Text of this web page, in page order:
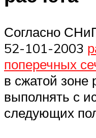
Согласно
52-101-2003
поперечных
в сжатой зоне
выполнять с
следующих